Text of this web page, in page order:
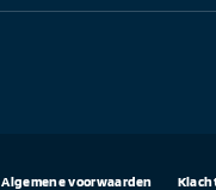
Algemene voorwaarden